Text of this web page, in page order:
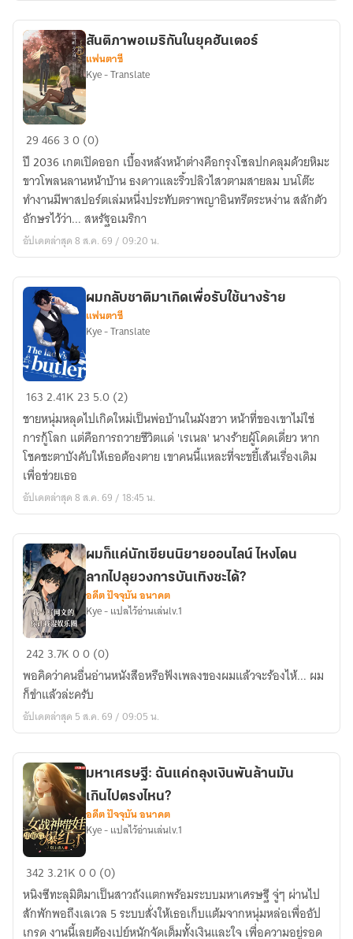
กอบ
มัง
งะ
สันติภาพ
อเมริกัน
ใน
ยุค
ฮัน
เตอร์
สันติภาพอเมริกันในยุคฮันเตอร์
แฟนตาซี
Kye - Translate
2946630 (0)
ปี 2036 เกตเปิดออก เบื้องหลังหน้าต่างคือกรุงโซลปกคลุมด้วยหิมะ
ขาวโพลนลานหน้าบ้าน ธงดาวและริ้วปลิวไสวตามสายลม บนโต๊ะ
ทำงานมีพาสปอร์ตเล่มหนึ่งประทับตราพญาอินทรีตระหง่าน สลักตัว
อักษรไว้ว่า... สหรัฐอเมริกา
อัปเดตล่าสุด 8 ส.ค. 69 / 09:20 น.
ผม
ชาติ
มา
เกิด
เพื่อ
รับ
นาง
ร้าย
ผมกลับชาติมาเกิดเพื่อรับใช้นางร้าย
แฟนตาซี
Kye - Translate
1632.41K23 5.0 (2)
ชายหนุ่มหลุดไปเกิดใหม่เป็นพ่อบ้านในมังฮวา หน้าที่ของเขาไม่ใช่
การกู้โลก แต่คือการถวายชีวิตแด่ 'เรเนล' นางร้ายผู้โดดเดี่ยว หาก
โชคชะตาบังคับให้เธอต้องตาย เขาคนนี้แหละที่จะขยี้เส้นเรื่องเดิม
เพื่อช่วยเธอ
อัปเดตล่าสุด 8 ส.ค. 69 / 18:45 น.
ผม
แค่
นัก
เขียน
ออนไลน์
ไหง
โดน
ลาก
ไป
ลุย
วงการ
บันเทิง
ซะ
ได้?
ผมก็แค่นักเขียนนิยายออนไลน์ ไหงโดน
ลากไปลุยวงการบันเทิงซะได้?
อดีต ปัจจุบัน อนาคต
Kye - แปลไว้อ่านเล่นlv.1
242 3.7K00 (0)
พอคิดว่าคนอื่นอ่านหนังสือหรือฟังเพลงของผมแล้วจะร้องไห้... ผม
ก็ขำแล้วล่ะครับ
อัปเดตล่าสุด 5 ส.ค. 69 / 09:05 น.
มหา
เศรษฐี:
ฉัน
แค่
มหาเศรษฐี: ฉันแค่ถลุงเงินพันล้านมัน
เกินไปตรงไหน?
อดีต ปัจจุบัน อนาคต
Kye - แปลไว้อ่านเล่นlv.1
342 3.21K00 (0)
หนิงซีทะลุมิติมาเป็นสาวถังแตกพร้อมระบบมหาเศรษฐี จู่ๆ ผ่านไป
สักพักพอถึงเลเวล 5 ระบบสั่งให้เธอเก็บแต้มจากหนุ่มหล่อเพื่ออัป
เกรด งานนี้เลยต้องเปย์หนักจัดเต็มทั้งเงินและใจ เพื่อความอยู่รอด